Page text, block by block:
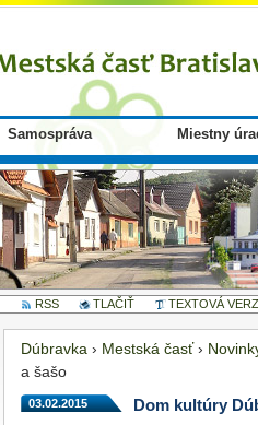
Samospráva Miestny
RSS TLAČIŤ TEXTOVÁ
Dúbravka › Mestská časť›
a šašo
03.02.2015 Dom kultúry